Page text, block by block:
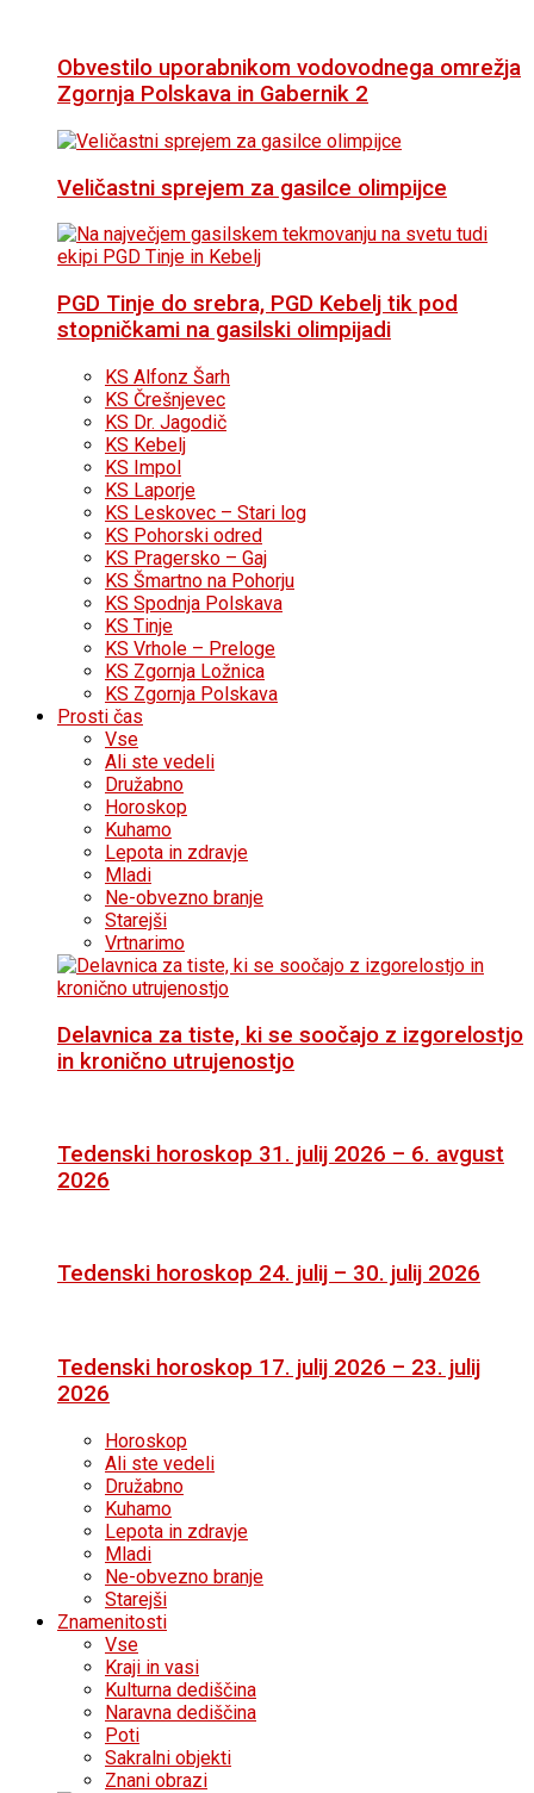
Obvestilo uporabnikom vodovodnega omrežja
Zgornja Polskava in Gabernik 2
Veličastni sprejem za gasilce olimpijce
PGD Tinje do srebra, PGD Kebelj tik pod
stopničkami na gasilski olimpijadi
KS Alfonz Šarh
KS Črešnjevec
KS Dr. Jagodič
KS Kebelj
KS Impol
KS Laporje
KS Leskovec – Stari log
KS Pohorski odred
KS Pragersko – Gaj
KS Šmartno na Pohorju
KS Spodnja Polskava
KS Tinje
KS Vrhole – Preloge
KS Zgornja Ložnica
KS Zgornja Polskava
Prosti čas
Vse
Ali ste vedeli
Družabno
Horoskop
Kuhamo
Lepota in zdravje
Mladi
Ne-obvezno branje
Starejši
Vrtnarimo
Delavnica za tiste, ki se soočajo z izgorelostjo
in kronično utrujenostjo
Tedenski horoskop 31. julij 2026 – 6. avgust
2026
Tedenski horoskop 24. julij – 30. julij 2026
Tedenski horoskop 17. julij 2026 – 23. julij
2026
Horoskop
Ali ste vedeli
Družabno
Kuhamo
Lepota in zdravje
Mladi
Ne-obvezno branje
Starejši
Znamenitosti
Vse
Kraji in vasi
Kulturna dediščina
Naravna dediščina
Poti
Sakralni objekti
Znani obrazi